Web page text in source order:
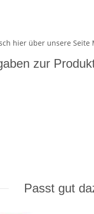
hier über unsere
zur
Passt gut